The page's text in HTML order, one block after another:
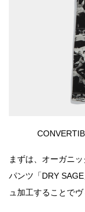
まずは、オーガニ
パンツ「DRY
ュ加工することで